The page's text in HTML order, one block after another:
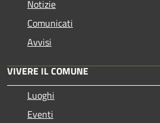
Notizie
Comunicati
Avvisi
VIVERE IL COMUNE
Luoghi
Eventi